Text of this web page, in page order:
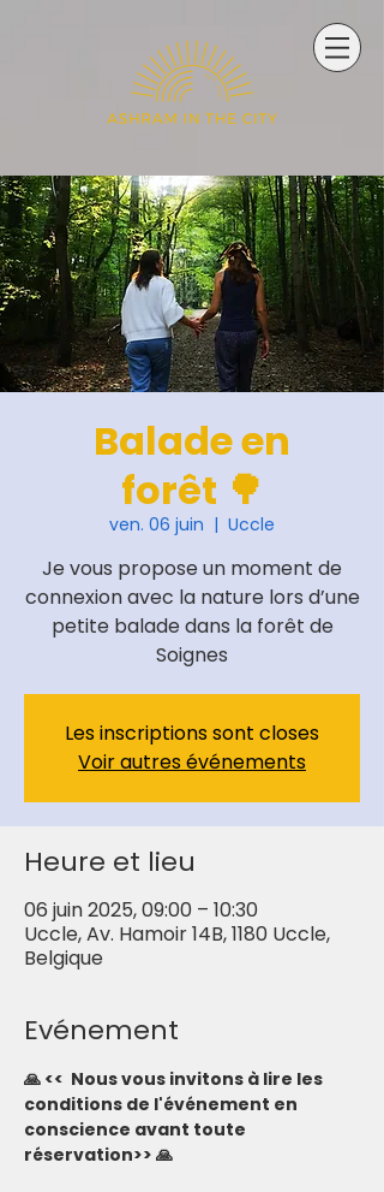
Balade en
forêt 🌳
ven. 06 juin
  |
Uccle
Je vous propose un moment de
connexion avec la nature lors d’une
petite balade dans la forêt de
Soignes
Les inscriptions sont closes
Voir autres événements
Heure et lieu
06 juin 2025, 09:00 – 10:30
Uccle, Av. Hamoir 14B, 1180 Uccle,
Belgique
Evénement
🙏 <<  Nous vous invitons à lire les
conditions de l'événement en
conscience avant toute
réservation>> 🙏